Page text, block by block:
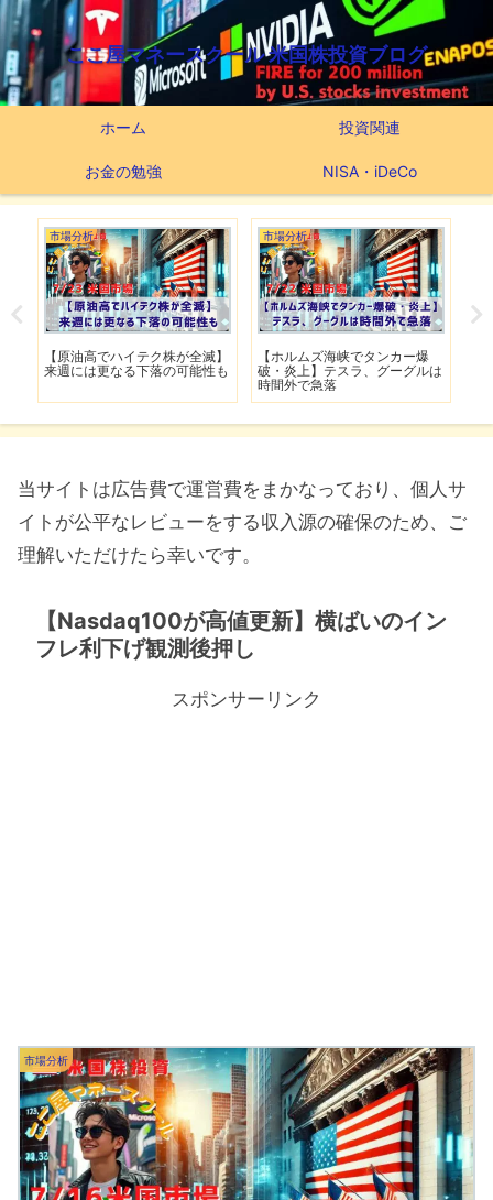
ここ屋マネースクール 米国株投資ブログ
ホーム 投資関連
お金の勉強 NISA・iDeCo
市場分析
【原油高でハイテク株が全滅】
来週には更なる下落の可能性も
市場分析
【ホルムズ海峡でタンカー爆
破・炎上】テスラ、グーグルは
時間外で急落
当サイトは広告費で運営費をまかなっており、個人サ
イトが公平なレビューをする収入源の確保のため、ご
理解いただけたら幸いです。
【Nasdaq100が高値更新】横ばいのイン
フレ利下げ観測後押し
スポンサーリンク
市場分析